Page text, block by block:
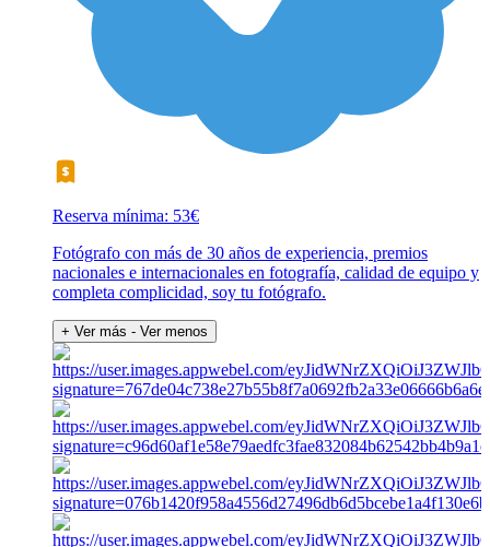
Reserva mínima: 53€
Fotógrafo con más de 30 años de experiencia, premios
nacionales e internacionales en fotografía, calidad de equipo y
completa complicidad, soy tu fotógrafo.
+ Ver más - Ver menos